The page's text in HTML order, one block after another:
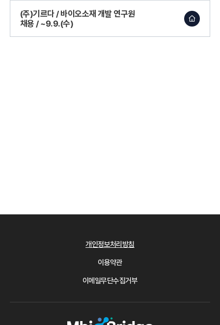
(주)기르다 / 바이오소재 개발 연구원
채용 / ~9.9.(수)
개인정보처리방침
이용약관
이메일무단수집거부